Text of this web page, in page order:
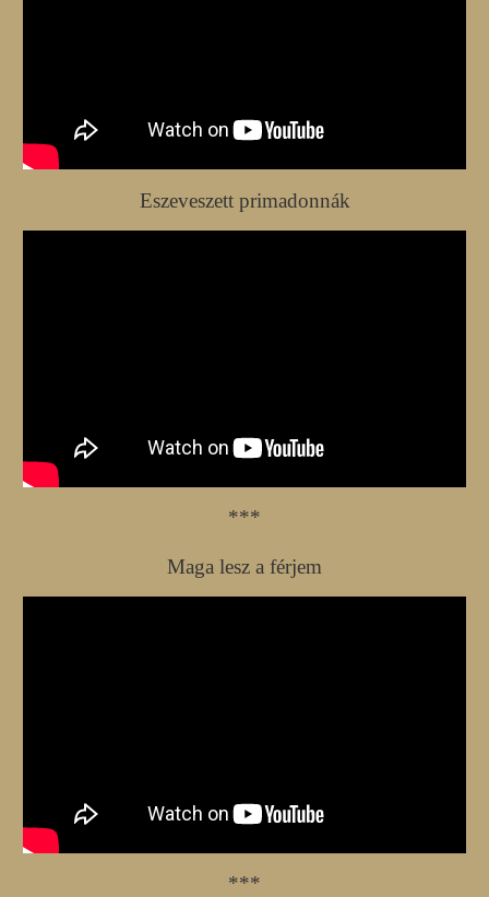
Eszeveszett primadonnák
***
Maga lesz a férjem
***